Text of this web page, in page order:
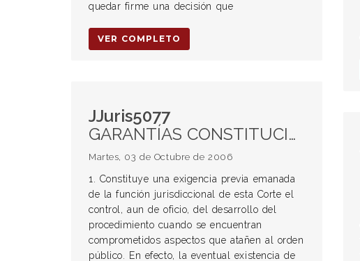
quedar firme una decisión que
VER COMPLETO
JJuris5077
GARANTÍAS CONSTITUCIONALES. Respeto. Control jurisdiccional de la vigencia de garantías constitucionales. DEFENSA PENAL. Ejercicio efectivo en el proceso. Necesidad de defensa técnica a todo justiciable. DERECHO A RECURRIR. Recurso in pauperis de un detenido. Validez. Apartamiento del defensor por mal desempeño de su labor profesional.
Martes, 03 de Octubre de 2006
1. Constituye una exigencia previa emanada
de la función jurisdiccional de esta Corte el
control, aun de oficio, del desarrollo del
procedimiento cuando se encuentran
comprometidos aspectos que atañen al orden
público. En efecto, la eventual existencia de